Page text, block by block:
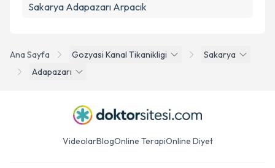
Ana Sayfa Gozyasi Kanal Tikanikligi
Sakarya
Adapazarı
Sakarya Adapazarı Arpacık
VideolarBlogOnline TerapiOnline Diyet